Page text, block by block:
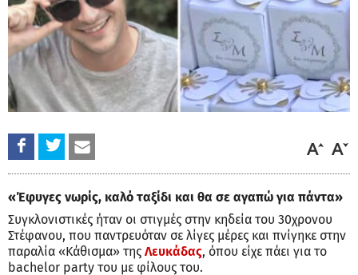
«Έφυγες νωρίς, καλό ταξίδι και θα σε αγαπώ για πάντα»
Συγκλονιστικές ήταν οι στιγμές στην κηδεία του 30χρονου
Στέφανου, που παντρευόταν σε λίγες μέρες και πνίγηκε στην
παραλία «Κάθισμα» της Λευκάδας, όπου είχε πάει για το
bachelor party του με φίλους του.